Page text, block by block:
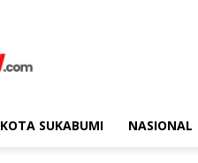
KOTA SUKABUMI NASIONAL